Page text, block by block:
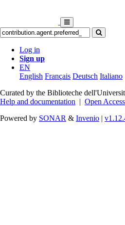
Log in
Sign up
EN
English Français Deutsch Italiano
Curated by the Biblioteche
Help and documentation | Open
Powered by SONAR & Invenio |